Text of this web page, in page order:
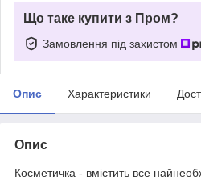
Що таке купити з Пром?
Замовлення під захистом
Опис Характеристики
Опис
Косметичка - вмістить все